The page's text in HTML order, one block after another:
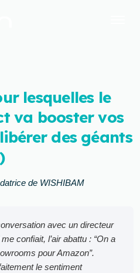
lesquelles le
va booster vos
des géants
de WISHIBAM
avec un directeur
confiait, l’air abattu : “On a
pour Amazon”.
le sentiment